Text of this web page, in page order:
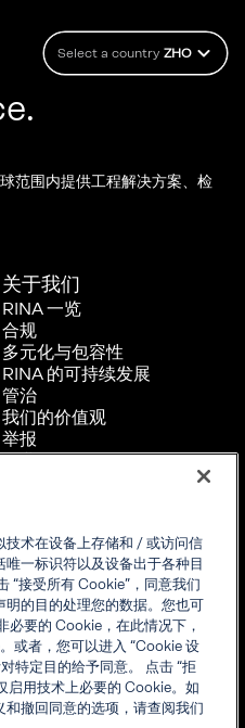
Select a country ZHO
范围内提供工程解决方案、检
关于我们​
RINA 一览
合规
多元化与包容性
RINA 的可持续发展
管治
我们的价值观
举报
职业
公司信息
网站隐私声明
Cookie 管理
技术在设备上存储和 / 或访问信
一标识符以及设备出于各种目
“接受所有 Cookie”，同意我们
的目的处理您的数据。您也可
必要的 Cookie，在此情况下，
或者，您可以进入 “Cookie 设
特定目的给予同意。 点击 “拒
启用技术上必要的 Cookie。如
撤回同意的选项，请查阅我们